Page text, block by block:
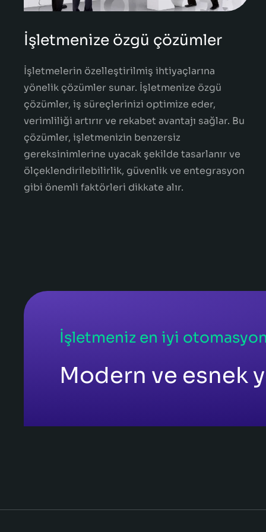
İşletmenize özgü çözümler
İşletmelerin özelleştirilmiş ihtiyaçlarına
yönelik çözümler sunar. İşletmenize özgü
çözümler, iş süreçlerinizi optimize eder,
verimliliği artırır ve rekabet avantajı sağlar. Bu
çözümler, işletmenizin benzersiz
gereksinimlerine uyacak şekilde tasarlanır ve
ölçeklendirilebilirlik, güvenlik ve entegrasyon
gibi önemli faktörleri dikkate alır.
İşletmeniz en iyi
Modern ve esnek